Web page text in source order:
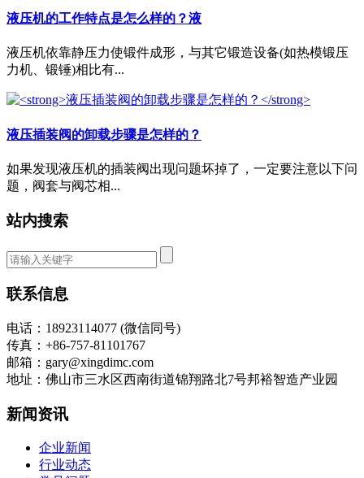
液压机的工作特点是怎么样的？液
液压机依靠静压力使锻件成形，与其它锻造设备(如热模锻压
力机、锻锤)相比有...
液压插装阀的卸载步骤是怎样的？
如果发现液压机的插装阀出现问题坏掉了，一定要注意以下问
题，阀套与阀芯相...
站内搜索
联系信息
电话：18923114077 (微信同号)
传真：+86-757-81101767
邮箱：gary@xingdimc.com
地址：佛山市三水区西南街道锦翔路北7号邦裕智造产业园
新闻资讯
企业新闻
行业动态